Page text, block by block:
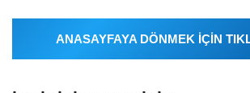
ANASAYFAYA DÖNMEK İÇİN